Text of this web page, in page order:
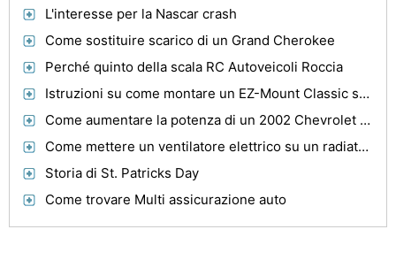
L'interesse per la Nascar crash
Come sostituire scarico di un Grand Cherokee
Perché quinto della scala RC Autoveicoli Roccia
Istruzioni su come montare un EZ-Mount Classic su un diamante bordo Snow Plow
Come aumentare la potenza di un 2002 Chevrolet 6.0L Vortec Gas Engine
Come mettere un ventilatore elettrico su un radiatore
Storia di St. Patricks Day
Come trovare Multi assicurazione auto